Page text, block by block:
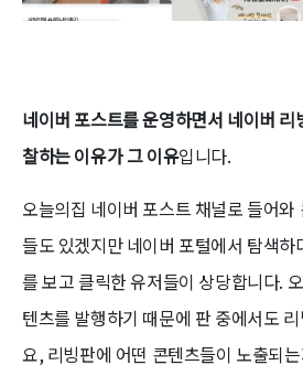
네이버 포스트를 운영하면서 네이버
찰하는 이유가 그 이유입니다.
오늘의집 네이버 포스트 채널로 들어와
들도 있겠지만 네이버 포털에서 탐색
를 보고 클릭한 유저들이 상당합니다.
텐츠를 발행하기 때문에 판 중에서도
요, 리빙판에 어떤 콘텐츠들이 노출되